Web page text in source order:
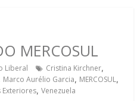
MERCOSUL
Liberal Cristina Kirchner,
Marco Aurélio Garcia, MERCOSUL,
Exteriores, Venezuela